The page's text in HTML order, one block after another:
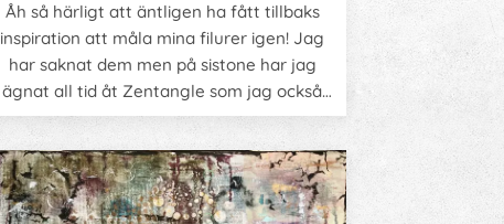
Åh så härligt att äntligen ha fått tillbaks
inspiration att måla mina filurer igen! Jag
har saknat dem men på sistone har jag
ägnat all tid åt Zentangle som jag också
verkligen älskar.